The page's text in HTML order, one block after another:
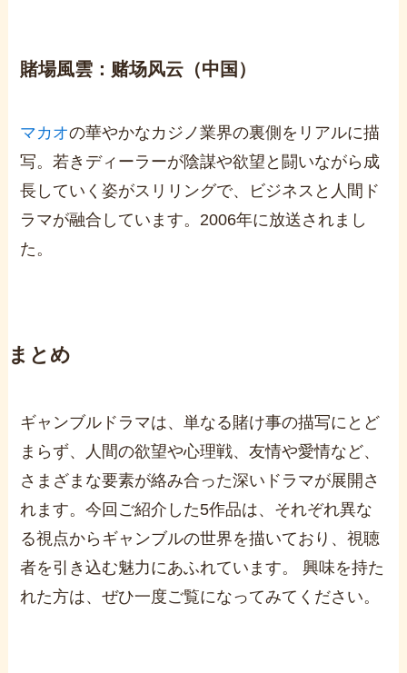
賭場風雲：赌场风云（中国）
マカオの華やかなカジノ業界の裏側をリアルに描
写。若きディーラーが陰謀や欲望と闘いながら成
長していく姿がスリリングで、ビジネスと人間ド
ラマが融合しています。2006年に放送されまし
た。
まとめ
ギャンブルドラマは、単なる賭け事の描写にとど
まらず、人間の欲望や心理戦、友情や愛情など、
さまざまな要素が絡み合った深いドラマが展開さ
れます。今回ご紹介した5作品は、それぞれ異な
る視点からギャンブルの世界を描いており、視聴
者を引き込む魅力にあふれています。 興味を持た
れた方は、ぜひ一度ご覧になってみてください。